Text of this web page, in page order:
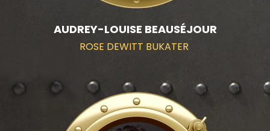
AUDREY-LOUISE BEAUSÉJOUR
ROSE DEWITT BUKATER